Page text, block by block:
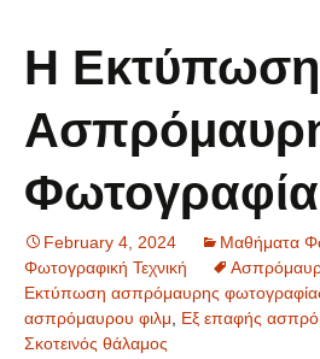
Η Εκτύπωση
February 4, 2024 Μαθήματα
Φωτογραφική Τεχνική
Εκτύπωση ασπρόμαυρης
ασπρόμαυρου φιλμ
Εξ επαφής
Σκοτεινός θάλαμος